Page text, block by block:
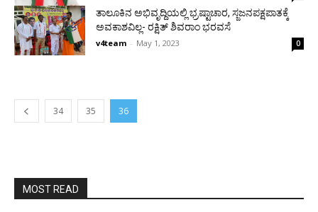
ತಾಲೂಕಿನ ಅಭಿವೃದ್ದಿಯಲ್ಲಿ ಭ್ರಷ್ಟಾಚಾರ, ಸ್ಜಜನಪಕ್ಷಪಾತಕ್ಕೆ
ಅವಕಾಶವಿಲ್ಲ- ರಕ್ಷಿತ್ ಶಿವರಾಂ ಭರವಸೆ
v4team - May 1, 2023 0
34 35 36
MOST READ